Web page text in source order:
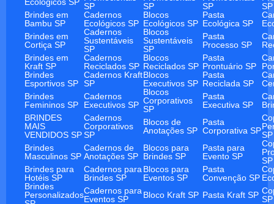
SP
SP
SP
SP
Brindes em
Bambu SP
Cadernos
Ecológicos SP
Blocos
Ecológicos SP
Pasta
Ecológica SP
Brindes em
Cortiça SP
Cadernos
Sustentáveis
SP
Blocos
Sustentáveis
SP
Pasta
Processo SP
Brindes em
Kraft SP
Cadernos
Reciclados SP
Blocos
Reciclados SP
Pasta
Prontuário SP
Brindes
Esportivos SP
Cadernos Kraft
SP
Blocos
Executivos SP
Pasta
Reciclada SP
Brindes
Femininos SP
Cadernos
Executivos SP
Blocos
Corporativos
SP
Pasta
Executiva SP
BRINDES
MAIS
VENDIDOS SP
Cadernos
Corporativos
SP
Blocos de
Anotações SP
Pasta
Corporativa SPSP
Brindes
Masculinos SP
Cadernos de
Anotações SP
Blocos para
Brindes SP
Pasta para
Evento SP
SP
Brindes para
Hotéis SP
Cadernos para
Brindes SP
Blocos para
Eventos SP
Pasta
Convenção SP
Brindes
PersonalizadosCadernos para
Eventos SP
Bloco Kraft SP Pasta Kraft SP SP